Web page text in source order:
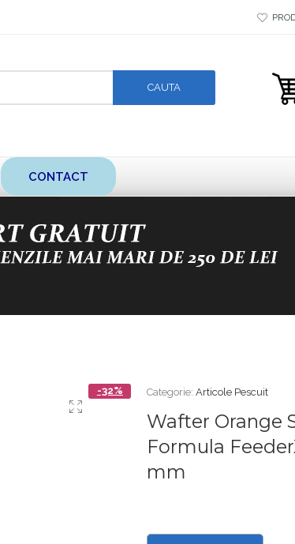
CONTACT
-32% Categorie:Articole Pescuit
Wafter Orange
Formula
mm